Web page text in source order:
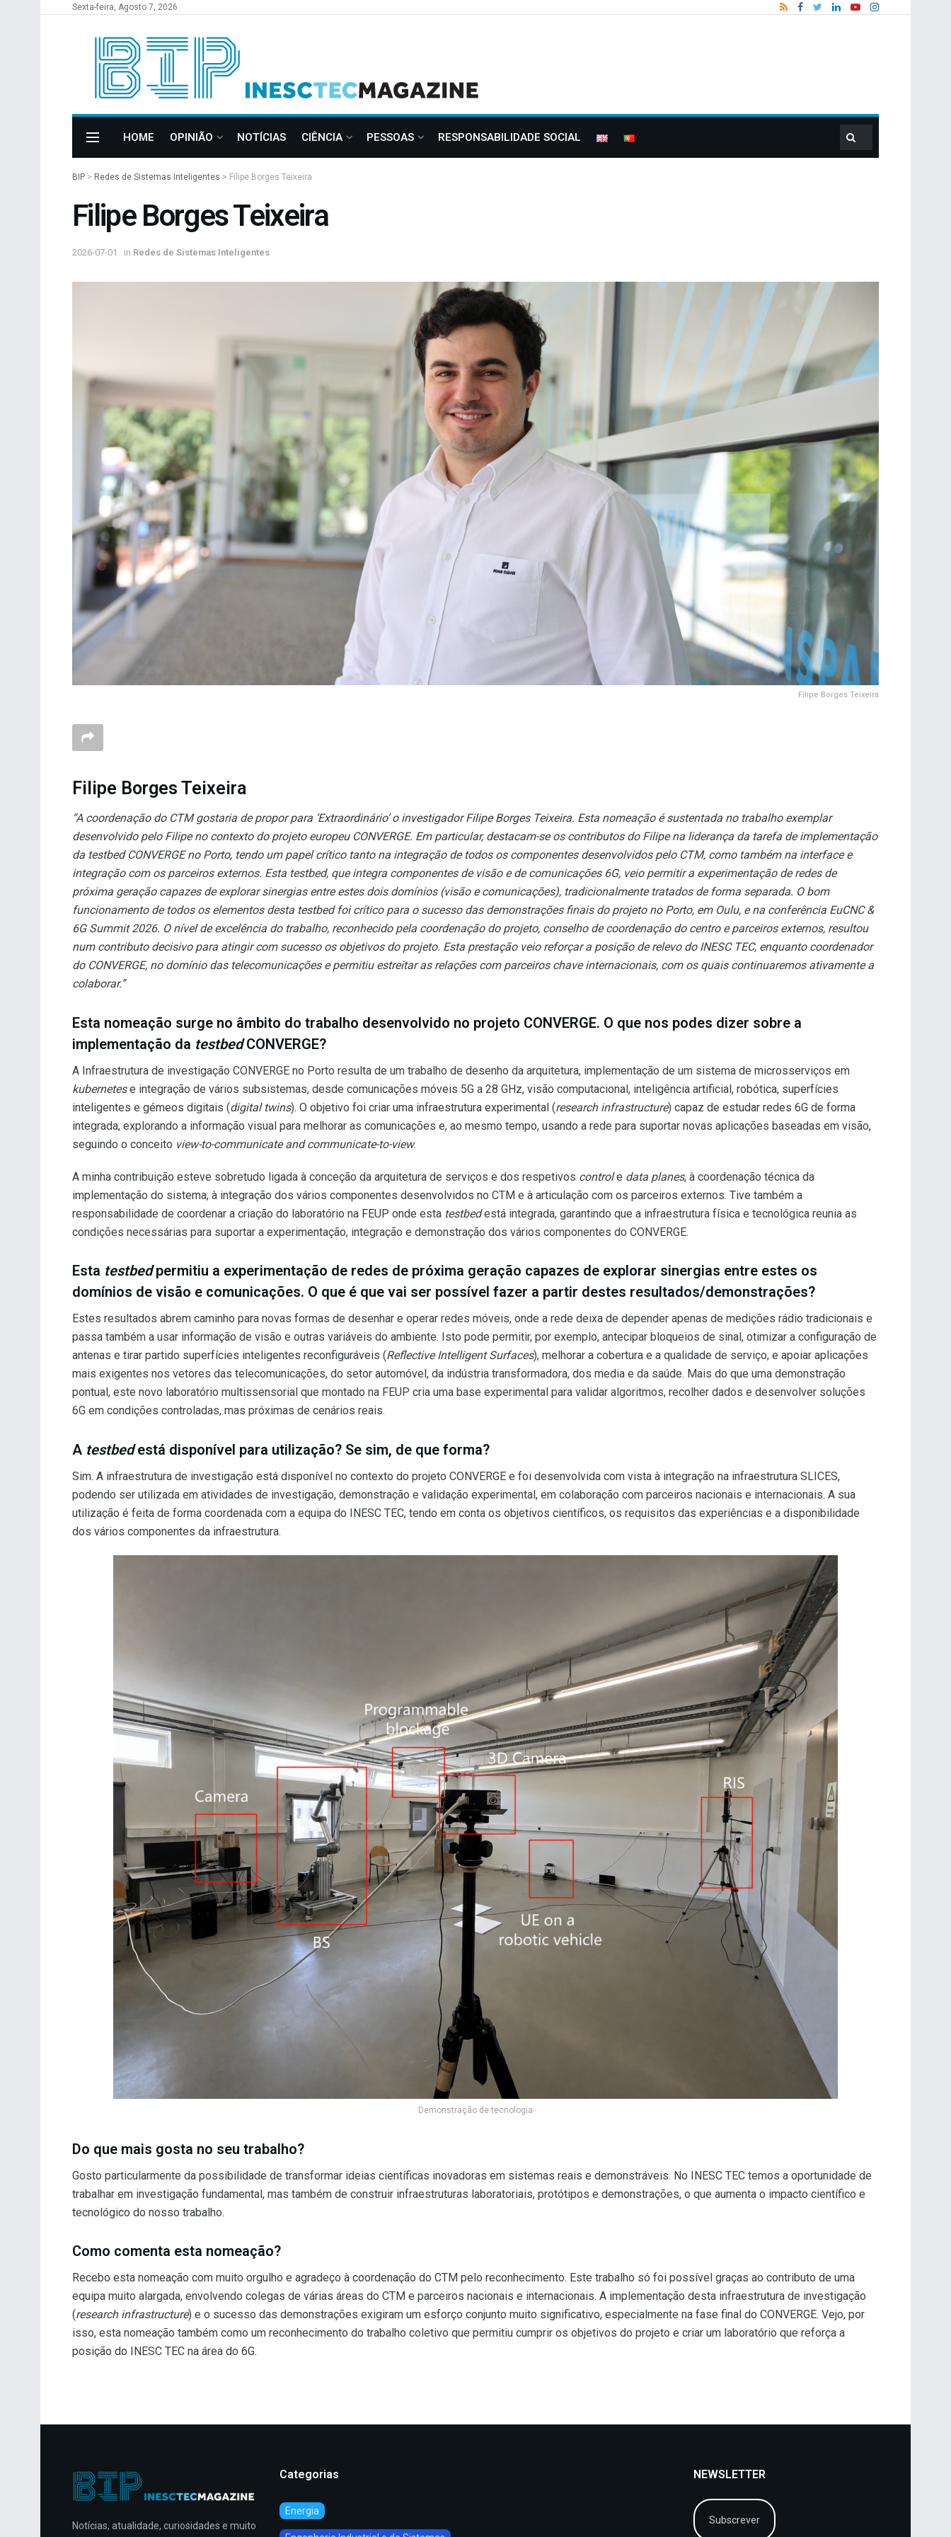
Sexta-feira, Agosto 7, 2026
HOME OPINIÃO NOTÍCIAS CIÊNCIA PESSOAS RESPONSABILIDADE SOCIAL
BIP > Redes de Sistemas Inteligentes > Filipe Borges Teixeira
Filipe Borges Teixeira
2026-07-01 in Redes de Sistemas Inteligentes
Filipe Borges Teixeira
Filipe Borges Teixeira
“A coordenação do CTM gostaria de propor para ‘Extraordinário’ o investigador Filipe Borges Teixeira. Esta nomeação é sustentada no trabalho exemplar
desenvolvido pelo Filipe no contexto do projeto europeu CONVERGE. Em particular, destacam-se os contributos do Filipe na liderança da tarefa de implementação
da testbed CONVERGE no Porto, tendo um papel crítico tanto na integração de todos os componentes desenvolvidos pelo CTM, como também na interface e
integração com os parceiros externos. Esta testbed, que integra componentes de visão e de comunicações 6G, veio permitir a experimentação de redes de
próxima geração capazes de explorar sinergias entre estes dois domínios (visão e comunicações), tradicionalmente tratados de forma separada. O bom
funcionamento de todos os elementos desta testbed foi crítico para o sucesso das demonstrações finais do projeto no Porto, em Oulu, e na conferência EuCNC &
6G Summit 2026. O nível de excelência do trabalho, reconhecido pela coordenação do projeto, conselho de coordenação do centro e parceiros externos, resultou
num contributo decisivo para atingir com sucesso os objetivos do projeto. Esta prestação veio reforçar a posição de relevo do INESC TEC, enquanto coordenador
do CONVERGE, no domínio das telecomunicações e permitiu estreitar as relações com parceiros chave internacionais, com os quais continuaremos ativamente a
colaborar.”
Esta nomeação surge no âmbito do trabalho desenvolvido no projeto CONVERGE. O que nos podes dizer sobre a
implementação da testbedCONVERGE?
A Infraestrutura de investigação CONVERGE no Porto resulta de um trabalho de desenho da arquitetura, implementação de um sistema de microsserviços em
kubernetese integração de vários subsistemas, desde comunicações móveis 5G a 28 GHz, visão computacional, inteligência artificial, robótica, superfícies
inteligentes e gémeos digitais (digital twins). O objetivo foi criar uma infraestrutura experimental (research infrastructure) capaz de estudar redes 6G de forma
integrada, explorando a informação visual para melhorar as comunicações e, ao mesmo tempo, usando a rede para suportar novas aplicações baseadas em visão,
seguindo o conceito view-to-communicate and communicate-to-view.
A minha contribuição esteve sobretudo ligada à conceção da arquitetura de serviços e dos respetivos controle data planes, à coordenação técnica da
implementação do sistema, à integração dos vários componentes desenvolvidos no CTM e à articulação com os parceiros externos. Tive também a
responsabilidade de coordenar a criação do laboratório na FEUP onde esta testbedestá integrada, garantindo que a infraestrutura física e tecnológica reunia as
condições necessárias para suportar a experimentação, integração e demonstração dos vários componentes do CONVERGE.
Esta testbedpermitiu a experimentação de redes de próxima geração capazes de explorar sinergias entre estes os
domínios de visão e comunicações. O que é que vai ser possível fazer a partir destes resultados/demonstrações?
Estes resultados abrem caminho para novas formas de desenhar e operar redes móveis, onde a rede deixa de depender apenas de medições rádio tradicionais e
passa também a usar informação de visão e outras variáveis do ambiente. Isto pode permitir, por exemplo, antecipar bloqueios de sinal, otimizar a configuração de
antenas e tirar partido superfícies inteligentes reconfiguráveis (Reflective Intelligent Surfaces), melhorar a cobertura e a qualidade de serviço, e apoiar aplicações
mais exigentes nos vetores das telecomunicações, do setor automóvel, da indústria transformadora, dos media e da saúde. Mais do que uma demonstração
pontual, este novo laboratório multissensorial que montado na FEUP cria uma base experimental para validar algoritmos, recolher dados e desenvolver soluções
6G em condições controladas, mas próximas de cenários reais.
A testbedestá disponível para utilização? Se sim, de que forma?
Sim. A infraestrutura de investigação está disponível no contexto do projeto CONVERGE e foi desenvolvida com vista à integração na infraestrutura SLICES,
podendo ser utilizada em atividades de investigação, demonstração e validação experimental, em colaboração com parceiros nacionais e internacionais. A sua
utilização é feita de forma coordenada com a equipa do INESC TEC, tendo em conta os objetivos científicos, os requisitos das experiências e a disponibilidade
dos vários componentes da infraestrutura.
Demonstração de tecnologia
Do que mais gosta no seu trabalho?
Gosto particularmente da possibilidade de transformar ideias científicas inovadoras em sistemas reais e demonstráveis. No INESC TEC temos a oportunidade de
trabalhar em investigação fundamental, mas também de construir infraestruturas laboratoriais, protótipos e demonstrações, o que aumenta o impacto científico e
tecnológico do nosso trabalho.
Como comenta esta nomeação?
Recebo esta nomeação com muito orgulho e agradeço à coordenação do CTM pelo reconhecimento. Este trabalho só foi possível graças ao contributo de uma
equipa muito alargada, envolvendo colegas de várias áreas do CTM e parceiros nacionais e internacionais. A implementação desta infraestrutura de investigação
(research infrastructure) e o sucesso das demonstrações exigiram um esforço conjunto muito significativo, especialmente na fase final do CONVERGE. Vejo, por
isso, esta nomeação também como um reconhecimento do trabalho coletivo que permitiu cumprir os objetivos do projeto e criar um laboratório que reforça a
posição do INESC TEC na área do 6G.
Notícias, atualidade, curiosidades e muito
Categorias
Energia
NEWSLETTER
Subscrever